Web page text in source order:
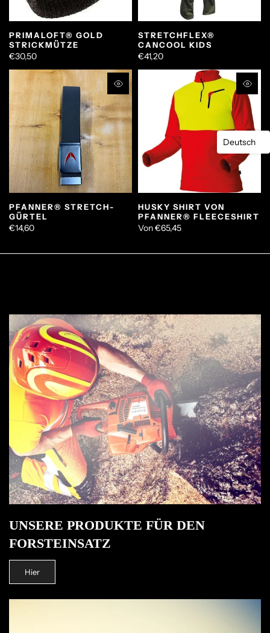
PRIMALOFT® GOLD
STRICKMÜTZE
€30,50
STRETCHFLEX®
CANCOOL KIDS
€41,20
PFANNER® STRETCH-
GÜRTEL
€14,60
HUSKY SHIRT VON
PFANNER® FLEECESHIRT
Von€65,45
UNSERE PRODUKTE FÜR DEN
FORSTEINSATZ
Hier
Deutsch
Melden Sie sich bei Ihrem Konto an, um Produkte zu
Ihrer Wunschliste hinzuzufügen und Ihre zuvor
gespeicherten Artikel anzuzeigen.
Login